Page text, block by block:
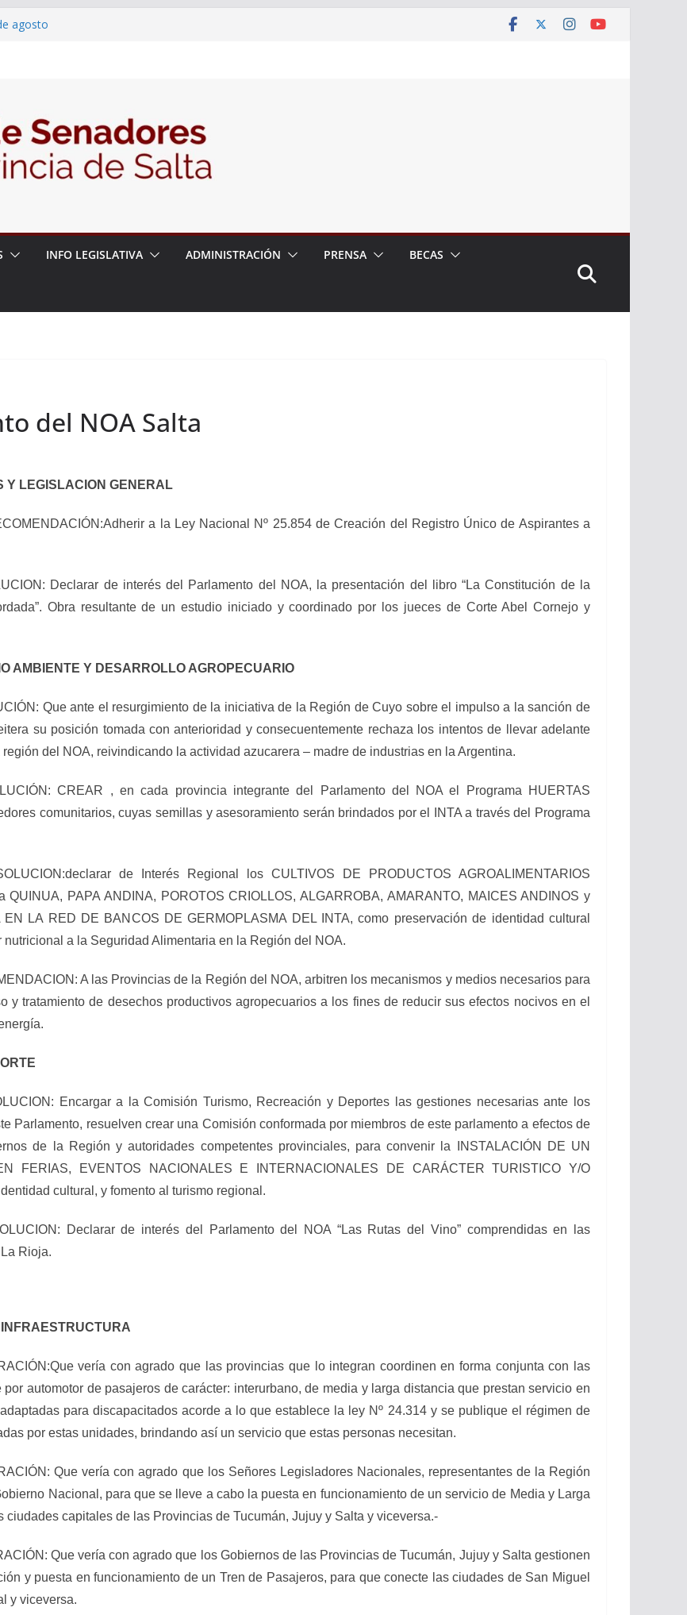
agosto
06/08/26 – Créase el Ente Salteño
INFO LEGISLATIVA ADMINISTRACIÓN PRENSA BECAS
del NOA Salta
Y LEGISLACION GENERAL
a la Ley Nacional Nº 25.854 de Creación del Registro Único de Aspirantes a
Declarar de interés del Parlamento del NOA, la presentación del libro “La Constitución de la
Obra resultante de un estudio iniciado y coordinado por los jueces de Corte Abel Cornejo y
AMBIENTE Y DESARROLLO AGROPECUARIO
Que ante el resurgimiento de la iniciativa de la Región de Cuyo sobre el impulso a la sanción de
su posición tomada con anterioridad y consecuentemente rechaza los intentos de llevar adelante
del NOA, reivindicando la actividad azucarera – madre de industrias en la Argentina.
CREAR , en cada provincia integrante del Parlamento del NOA el Programa HUERTAS
comunitarios, cuyas semillas y asesoramiento serán brindados por el INTA a través del Programa
de Interés Regional los CULTIVOS DE PRODUCTOS AGROALIMENTARIOS
PAPA ANDINA, POROTOS CRIOLLOS, ALGARROBA, AMARANTO, MAICES ANDINOS y
LA RED DE BANCOS DE GERMOPLASMA DEL INTA, como preservación de identidad cultural
a la Seguridad Alimentaria en la Región del NOA.
A las Provincias de la Región del NOA, arbitren los mecanismos y medios necesarios para
tratamiento de desechos productivos agropecuarios a los fines de reducir sus efectos nocivos en el
Encargar a la Comisión Turismo, Recreación y Deportes las gestiones necesarias ante los
Parlamento, resuelven crear una Comisión conformada por miembros de este parlamento a efectos de
de la Región y autoridades competentes provinciales, para convenir la INSTALACIÓN DE UN
FERIAS, EVENTOS NACIONALES E INTERNACIONALES DE CARÁCTER TURISTICO Y/O
cultural, y fomento al turismo regional.
Declarar de interés del Parlamento del NOA “Las Rutas del Vino” comprendidas en las
Rioja.
vería con agrado que las provincias que lo integran coordinen en forma conjunta con las
automotor de pasajeros de carácter: interurbano, de media y larga distancia que prestan servicio en
para discapacitados acorde a lo que establece la ley Nº 24.314 y se publique el régimen de
por estas unidades, brindando así un servicio que estas personas necesitan.
Que vería con agrado que los Señores Legisladores Nacionales, representantes de la Región
Nacional, para que se lleve a cabo la puesta en funcionamiento de un servicio de Media y Larga
capitales de las Provincias de Tucumán, Jujuy y Salta y viceversa.-
Que vería con agrado que los Gobiernos de las Provincias de Tucumán, Jujuy y Salta gestionen
y puesta en funcionamiento de un Tren de Pasajeros, para que conecte las ciudades de San Miguel
y viceversa.